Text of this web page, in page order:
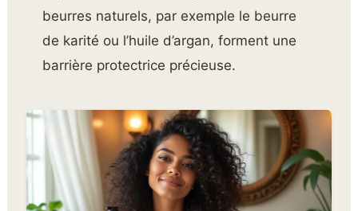
beurres naturels, par exemple le beurre
de karité ou l’huile d’argan, forment une
barrière protectrice précieuse.